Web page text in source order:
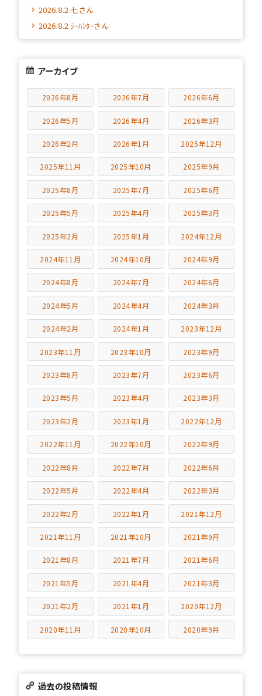
2026.8.2 七さん
2026.8.2 ｼｰﾊﾝﾀｰさん
アーカイブ
2026年8月 2026年7月 2026年6月
2026年5月 2026年4月 2026年3月
2026年2月 2026年1月 2025年12月
2025年11月 2025年10月 2025年9月
2025年8月 2025年7月 2025年6月
2025年5月 2025年4月 2025年3月
2025年2月 2025年1月 2024年12月
2024年11月 2024年10月 2024年9月
2024年8月 2024年7月 2024年6月
2024年5月 2024年4月 2024年3月
2024年2月 2024年1月 2023年12月
2023年11月 2023年10月 2023年9月
2023年8月 2023年7月 2023年6月
2023年5月 2023年4月 2023年3月
2023年2月 2023年1月 2022年12月
2022年11月 2022年10月 2022年9月
2022年8月 2022年7月 2022年6月
2022年5月 2022年4月 2022年3月
2022年2月 2022年1月 2021年12月
2021年11月 2021年10月 2021年9月
2021年8月 2021年7月 2021年6月
2021年5月 2021年4月 2021年3月
2021年2月 2021年1月 2020年12月
2020年11月 2020年10月 2020年9月
過去の投稿情報